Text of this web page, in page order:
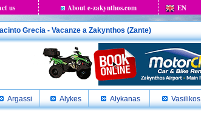
us About e-zakynthos.com EN
Grecia - Vacanze a Zakynthos (Zante)
Argassi Alykes Alykanas Vasilikos